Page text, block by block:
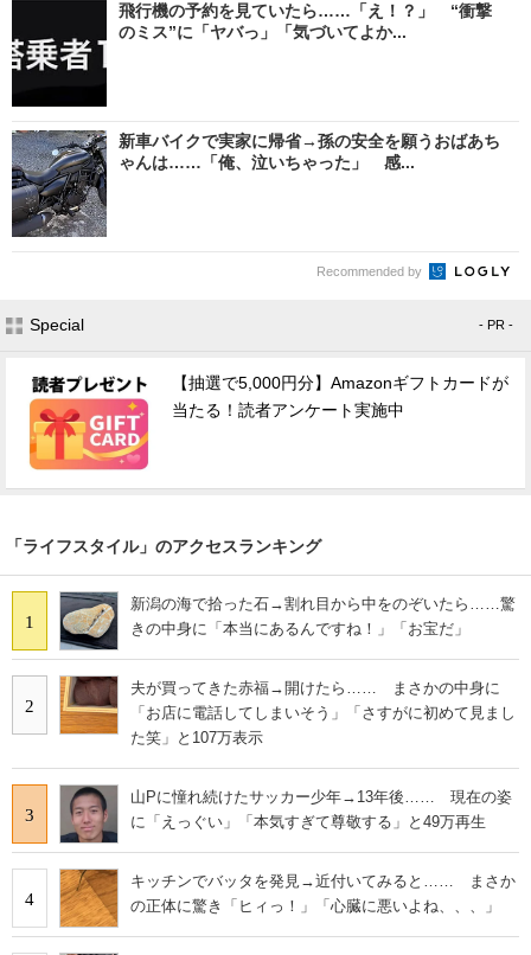
飛行機の予約を見ていたら……「え！？」 “衝撃
のミス”に「ヤバっ」「気づいてよか...
新車バイクで実家に帰省→孫の安全を願うおばあち
ゃんは……「俺、泣いちゃった」 感...
Recommended by
Special - PR -
【抽選で5,000円分】Amazonギフトカードが
当たる！読者アンケート実施中
「ライフスタイル」のアクセスランキング
1
新潟の海で拾った石→割れ目から中をのぞいたら……驚
きの中身に「本当にあるんですね！」「お宝だ」
2
夫が買ってきた赤福→開けたら…… まさかの中身に
「お店に電話してしまいそう」「さすがに初めて見まし
た笑」と107万表示
3
山Pに憧れ続けたサッカー少年→13年後…… 現在の姿
に「えっぐい」「本気すぎて尊敬する」と49万再生
4
キッチンでバッタを発見→近付いてみると…… まさか
の正体に驚き「ヒィっ！」「心臓に悪いよね、、、」